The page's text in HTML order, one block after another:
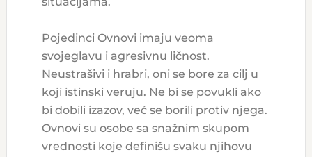
Pojedinci Ovnovi imaju veoma
svojeglavu i agresivnu ličnost.
Neustrašivi i hrabri, oni se bore za cilj u
koji istinski veruju. Ne bi se povukli ako
bi dobili izazov, već se borili protiv njega.
Ovnovi su osobe sa snažnim skupom
vrednosti koje definišu svaku njihovu